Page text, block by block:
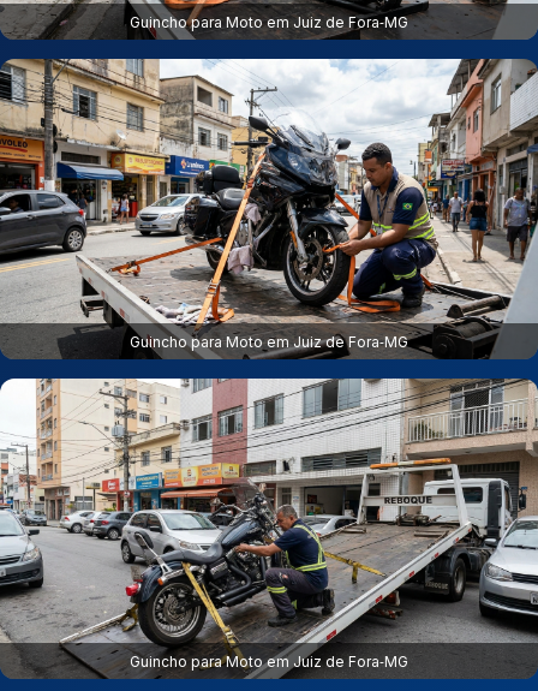
Guincho para Moto em Juiz de Fora‑MG
Guincho para Moto em Juiz de Fora‑MG
Guincho para Moto em Juiz de Fora‑MG